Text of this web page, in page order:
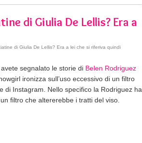
di Giulia De Lellis? Era a
di Giulia De Lellis? Era a lei che si riferiva quindi
segnalato le storie di Belen Rodriguez
ironizza sull’uso eccessivo di un filtro
di Instagram. Nello specifico la Rodriguez ha
filtro che altererebbe i tratti del viso.